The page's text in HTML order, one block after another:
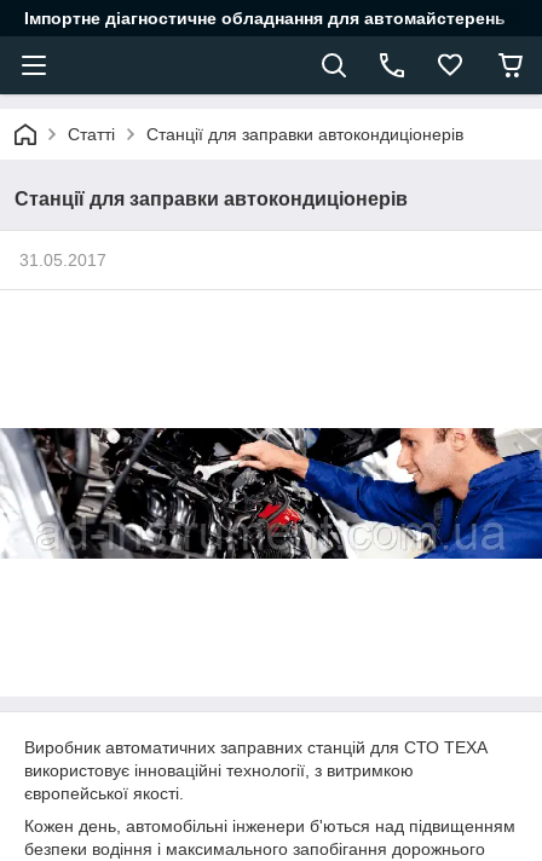
Імпортне діагностичне обладнання для автомайстерень
Статті Станції для заправки автокондиціонерів
Станції для заправки автокондиціонерів
31.05.2017
Виробник автоматичних заправних станцій для СТО ТЕХА
використовує інноваційні технології, з витримкою
європейської якості.
Кожен день, автомобільні інженери б'ються над підвищенням
безпеки водіння і максимального запобігання дорожнього